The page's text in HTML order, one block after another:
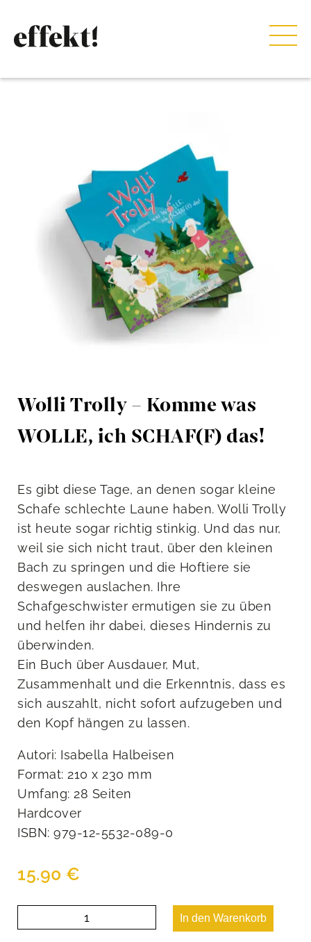
Wolli Trolly – Komme was
WOLLE, ich SCHAF(F) das!
Es gibt diese Tage, an denen sogar kleine
Schafe schlechte Laune haben. Wolli Trolly
ist heute sogar richtig stinkig. Und das nur,
weil sie sich nicht traut, über den kleinen
Bach zu springen und die Hoftiere sie
deswegen auslachen. Ihre
Schafgeschwister ermutigen sie zu üben
und helfen ihr dabei, dieses Hindernis zu
überwinden.
Ein Buch über Ausdauer, Mut,
Zusammenhalt und die Erkenntnis, dass es
sich auszahlt, nicht sofort aufzugeben und
den Kopf hängen zu lassen.
Autori: Isabella Halbeisen
Format: 210 x 230 mm
Umfang: 28 Seiten
Hardcover
ISBN: 979-12-5532-089-0
15.90 €
Wolli
In den Warenkorb